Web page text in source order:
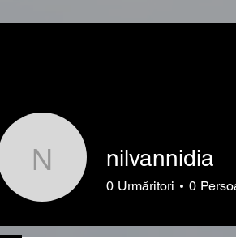
nilvannidia
nilvannidia
0 Urmăritori 0